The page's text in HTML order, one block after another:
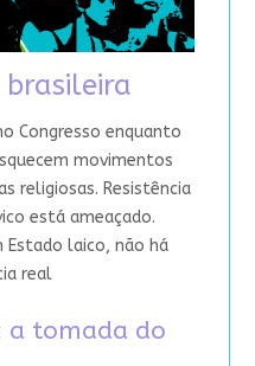
brasileira
Congresso enquanto
movimentos
religiosas. Resistência
está ameaçado.
Estado laico, não há
real
a tomada do